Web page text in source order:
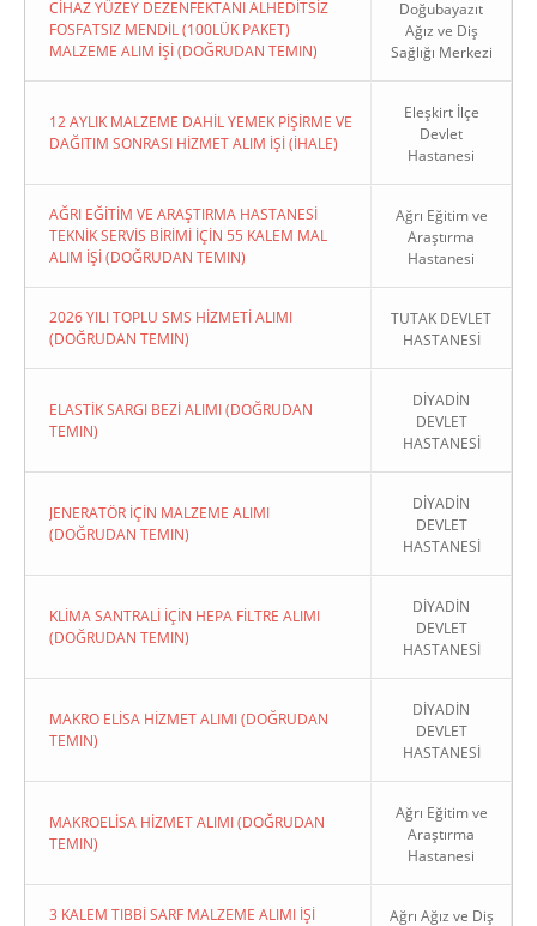
CİHAZ YÜZEY DEZENFEKTANI ALHEDİTSİZ
FOSFATSIZ MENDİL (100LÜK PAKET)
MALZEME ALIM İŞİ (DOĞRUDAN TEMIN)
Doğubayazıt
Ağız ve Diş
Sağlığı Merkezi
12 AYLIK MALZEME DAHİL YEMEK PİŞİRME VE
DAĞITIM SONRASI HİZMET ALIM İŞİ (İHALE)
Eleşkirt İlçe
Devlet
Hastanesi
AĞRI EĞİTİM VE ARAŞTIRMA HASTANESİ
TEKNİK SERVİS BİRİMİ İÇİN 55 KALEM MAL
ALIM İŞİ (DOĞRUDAN TEMIN)
Ağrı Eğitim ve
Araştırma
Hastanesi
2026 YILI TOPLU SMS HİZMETİ ALIMI
(DOĞRUDAN TEMIN)
TUTAK DEVLET
HASTANESİ
ELASTİK SARGI BEZİ ALIMI (DOĞRUDAN
TEMIN)
DİYADİN
DEVLET
HASTANESİ
JENERATÖR İÇİN MALZEME ALIMI
(DOĞRUDAN TEMIN)
DİYADİN
DEVLET
HASTANESİ
KLİMA SANTRALİ İÇİN HEPA FİLTRE ALIMI
(DOĞRUDAN TEMIN)
DİYADİN
DEVLET
HASTANESİ
MAKRO ELİSA HİZMET ALIMI (DOĞRUDAN
TEMIN)
DİYADİN
DEVLET
HASTANESİ
MAKROELİSA HİZMET ALIMI (DOĞRUDAN
TEMIN)
Ağrı Eğitim ve
Araştırma
Hastanesi
3 KALEM TIBBİ SARF MALZEME ALIMI İŞİ
Ağrı Ağız ve Diş